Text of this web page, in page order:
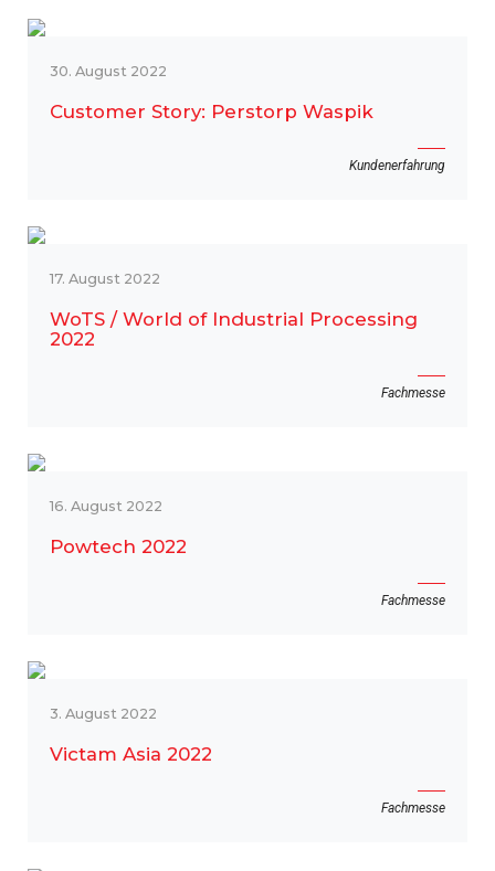
30. August 2022
Customer Story: Perstorp Waspik
Kundenerfahrung
17. August 2022
WoTS / World of Industrial Processing
2022
Fachmesse
16. August 2022
Powtech 2022
Fachmesse
3. August 2022
Victam Asia 2022
Fachmesse